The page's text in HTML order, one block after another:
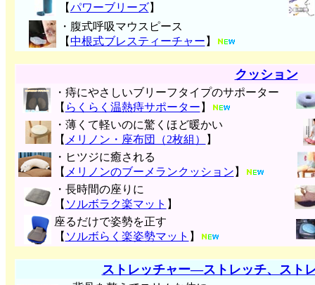
【パワーブリーズ】
・腹式呼吸マウスピース
【中根式ブレスティーチャー 】
クッション
・痔にやさしいブリーフタイプのサポーター
【 らくらく温熱痔サポーター 】
・薄くて軽いのに驚くほど暖かい
【 メリノン・座布団（2枚組）
】
・ヒツジに癒される
【 メリノンのブーメランクッション 】
・長時間の座りに
【 ソルボラク楽マット 】
座るだけで姿勢を正す
【 ソルボらく楽姿勢マット 】
ストレッチャー―ストレッチ、スト